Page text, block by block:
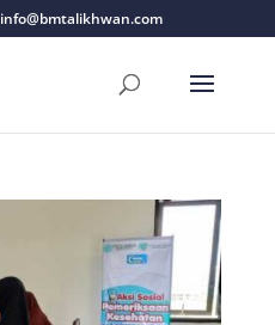
info@bmtalikhwan.com